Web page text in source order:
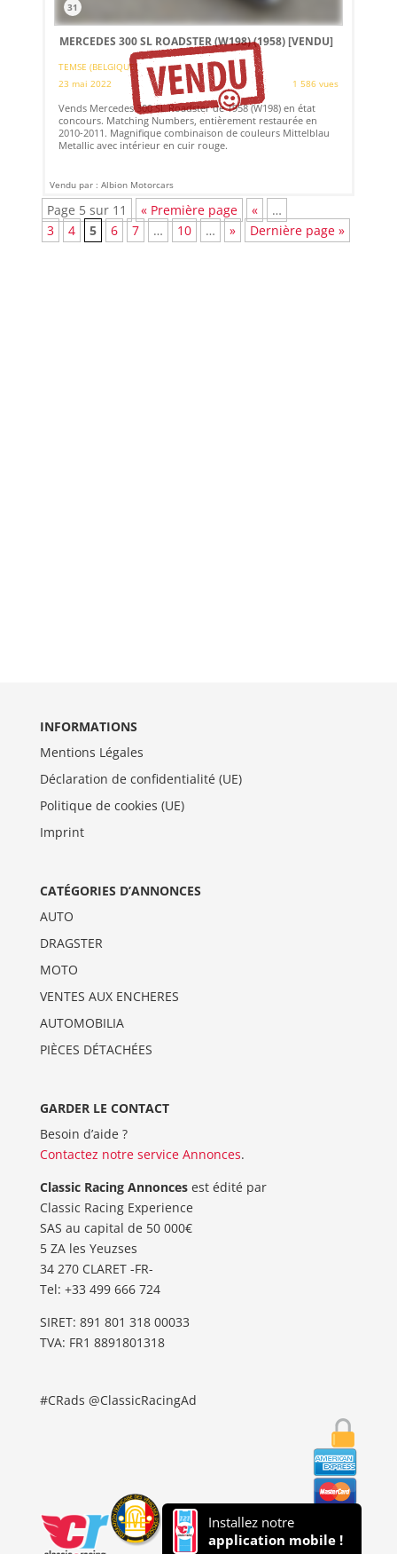
31
MERCEDES 300 SL ROADSTER (W198) (1958)[VENDU]
TEMSE (BELGIQUE)
23 mai 2022
1 586 vues
Vends Mercedes 300 SL Roadster de 1958 (W198) en état
concours. Matching Numbers, entièrement restaurée en
2010-2011. Magnifique combinaison de couleurs Mittelblau
Metallic avec intérieur en cuir rouge.
Vendu par : Albion Motorcars
Page 5 sur 11 « Première page «
…
3
4 5 6 7 … 10 … » Dernière page »
INFORMATIONS
Mentions Légales
Déclaration de confidentialité (UE)
Politique de cookies (UE)
Imprint
CATÉGORIES D’ANNONCES
AUTO
DRAGSTER
MOTO
VENTES AUX ENCHERES
AUTOMOBILIA
PIÈCES DÉTACHÉES
GARDER LE CONTACT
Besoin d’aide ?
Contactez notre service Annonces.
Classic Racing Annoncesest édité par
Classic Racing Experience
SAS au capital de 50 000€
5 ZA les Yeuzses
34 270 CLARET -FR-
Tel: ‭+33 499 666 724‬
SIRET: 891 801 318 00033
TVA: FR1 8891801318
#CRads @ClassicRacingAd
Installez notre
application mobile !